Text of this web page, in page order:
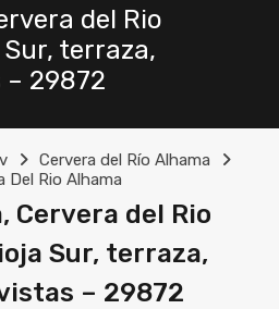
del Rio
terraza,
29872
Cervera del Río Alhama
Del Rio Alhama
Cervera del Rio
Sur, terraza,
– 29872